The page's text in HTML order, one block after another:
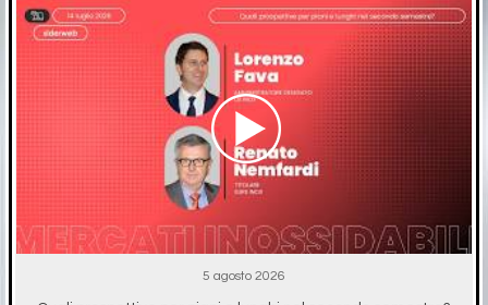
5 agosto 2026